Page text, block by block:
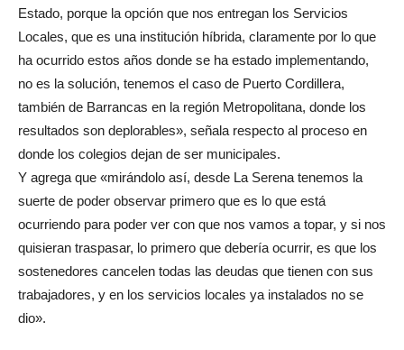
Estado, porque la opción que nos entregan los Servicios
Locales, que es una institución híbrida, claramente por lo que
ha ocurrido estos años donde se ha estado implementando,
no es la solución, tenemos el caso de Puerto Cordillera,
también de Barrancas en la región Metropolitana, donde los
resultados son deplorables», señala respecto al proceso en
donde los colegios dejan de ser municipales.
Y agrega que «mirándolo así, desde La Serena tenemos la
suerte de poder observar primero que es lo que está
ocurriendo para poder ver con que nos vamos a topar, y si nos
quisieran traspasar, lo primero que debería ocurrir, es que los
sostenedores cancelen todas las deudas que tienen con sus
trabajadores, y en los servicios locales ya instalados no se
dio».